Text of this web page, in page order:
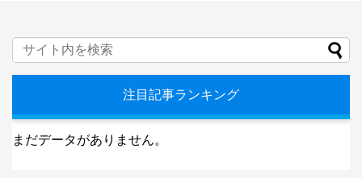
注目記事ランキング
まだデータがありません。